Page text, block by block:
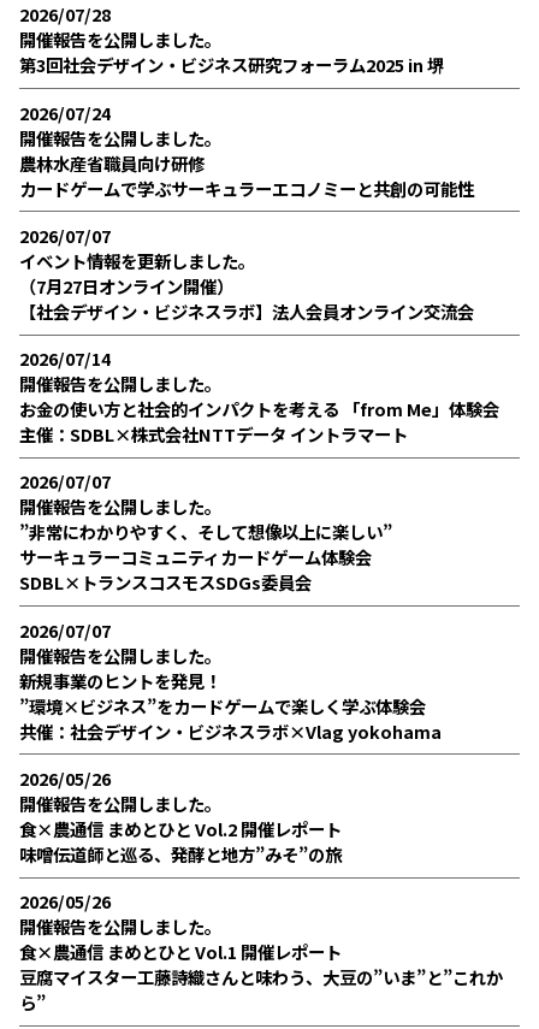
2026/07/28
開催報告を公開しました。
第3回社会デザイン・ビジネス研究フォーラム2025 in 堺
2026/07/24
開催報告を公開しました。
農林水産省職員向け研修
カードゲームで学ぶサーキュラーエコノミーと共創の可能性
2026/07/07
イベント情報を更新しました。
（7月27日オンライン開催）
【社会デザイン・ビジネスラボ】法人会員オンライン交流会
2026/07/14
開催報告を公開しました。
お金の使い方と社会的インパクトを考える 「from Me」体験会
主催：SDBL×株式会社NTTデータ イントラマート
2026/07/07
開催報告を公開しました。
”非常にわかりやすく、そして想像以上に楽しい”
サーキュラーコミュニティカードゲーム体験会
SDBL×トランスコスモスSDGs委員会
2026/07/07
開催報告を公開しました。
新規事業のヒントを発見！
”環境×ビジネス”をカードゲームで楽しく学ぶ体験会
共催：社会デザイン・ビジネスラボ×Vlag yokohama
2026/05/26
開催報告を公開しました。
食×農通信 まめとひと Vol.2 開催レポート
味噌伝道師と巡る、発酵と地方”みそ”の旅
2026/05/26
開催報告を公開しました。
食×農通信 まめとひと Vol.1 開催レポート
豆腐マイスター工藤詩織さんと味わう、大豆の”いま”と”これか
ら”